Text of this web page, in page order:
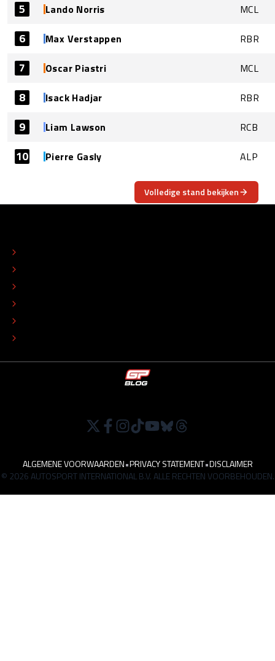
5 Lando Norris MCL
6 Max Verstappen RBR
7 Oscar Piastri MCL
8 Isack Hadjar RBR
9 Liam Lawson RCB
10 Pierre Gasly ALP
Volledige stand bekijken
ALGEMENE VOORWAARDEN•PRIVACY STATEMENT•DISCLAIMER
© 2026 AUTOSPORT INTERNATIONAL B.V. ALLE RECHTEN VOORBEHOUDEN.